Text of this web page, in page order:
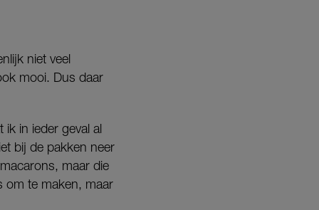
niet veel
mooi. Dus daar
ik in ieder geval al
bij de pakken neer
maar die
om te maken, maar